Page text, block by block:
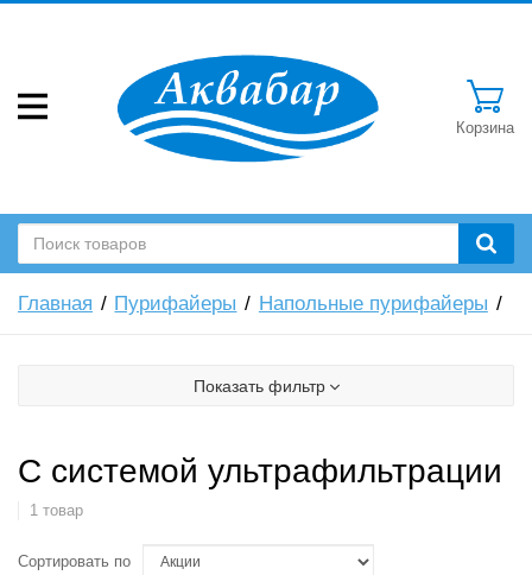
Корзина
Главная Пурифайеры Напольные пурифайеры
Показать фильтр
С системой ультрафильтрации
1 товар
Сортировать по